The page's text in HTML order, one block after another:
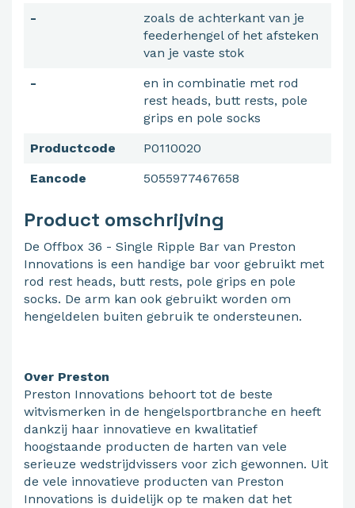
-
zoals de achterkant van je
feederhengel of het afsteken
van je vaste stok
-
en in combinatie met rod
rest heads, butt rests, pole
grips en pole socks
Productcode
P0110020
Eancode
5055977467658
Product omschrijving
De Offbox 36 - Single Ripple Bar van Preston
Innovations is een handige bar voor gebruikt met
rod rest heads, butt rests, pole grips en pole
socks. De arm kan ook gebruikt worden om
hengeldelen buiten gebruik te ondersteunen.
Over Preston
Preston Innovations behoort tot de beste
witvismerken in de hengelsportbranche en heeft
dankzij haar innovatieve en kwalitatief
hoogstaande producten de harten van vele
serieuze wedstrijdvissers voor zich gewonnen. Uit
de vele innovatieve producten van Preston
Innovations is duidelijk op te maken dat het